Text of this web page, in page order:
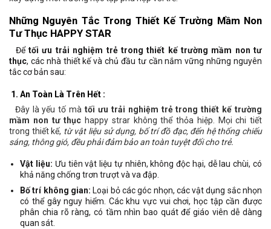
Những Nguyên Tắc Trong Thiết Kế Trường Mầm Non
Tư Thục HAPPY STAR
Đểtối ưu trải nghiệm trẻ trong thiết kế trường mầm non tư
thục, các nhà thiết kế và chủ đầu tư cần nắm vững những nguyên
tắc cơ bản sau:
1. An Toàn Là Trên Hết :
Đây là yếu tố mà tối ưu trải nghiệm trẻ trong thiết kế trường
mầm non tư thục happy strar không thể thỏa hiệp. Mọi chi tiết
trong thiết kế, từ vật liệu sử dụng, bố trí đồ đạc, đến hệ thống chiếu
sáng, thông gió, đều phải đảm bảo an toàn tuyệt đối cho trẻ.
Vật liệu: Ưu tiên vật liệu tự nhiên, không độc hại, dễ lau chùi, có
khả năng chống trơn trượt và va đập.
Bố trí không gian: Loại bỏ các góc nhọn, các vật dụng sắc nhọn
có thể gây nguy hiểm. Các khu vực vui chơi, học tập cần được
phân chia rõ ràng, có tầm nhìn bao quát để giáo viên dễ dàng
quan sát.